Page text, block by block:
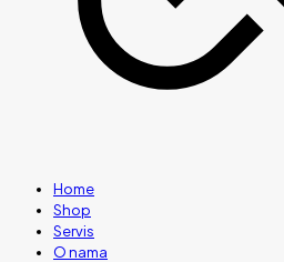
Home
Shop
Servis
O nama